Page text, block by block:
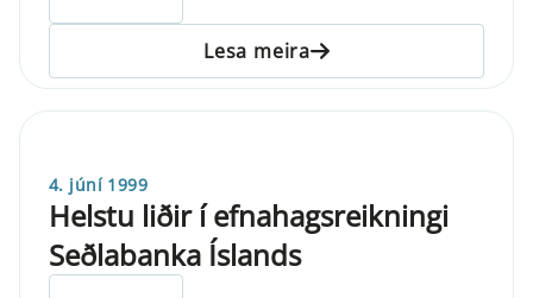
Lesa meira
4. júní 1999
Helstu liðir í efnahagsreikningi
Seðlabanka Íslands